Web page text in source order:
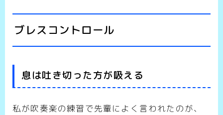
ブレスコントロール
息は吐き切った方が吸える
私が吹奏楽の練習で先輩によく言われたのが、